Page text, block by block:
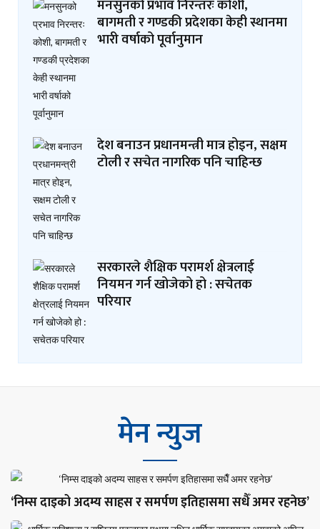
मनसुनको प्रभाव निरन्तरः कोशी,
बागमती र गण्डकी प्रदेशका केही स्थानमा
भारी वर्षाको पूर्वानुमान
देश बनाउन प्रधानमन्त्री मात्र होइन, सक्षम
टोली र सचेत नागरिक पनि चाहिन्छ
सरकारले शैक्षिक परामर्श क्षेत्रलाई
नियमन गर्न खोजेको हो : सचेतक
परियार
मेन न्युज
‘निम्स दाइको अदम्य साहस र समर्पण इतिहासमा सधैँ अमर रहनेछ’